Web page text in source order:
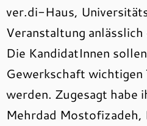
ver.di-Haus,
Veranstaltung
Die KandidatInnen
Gewerkschaft wichtigen
werden. Zugesagt habe
Mehrdad Mostofizadeh,